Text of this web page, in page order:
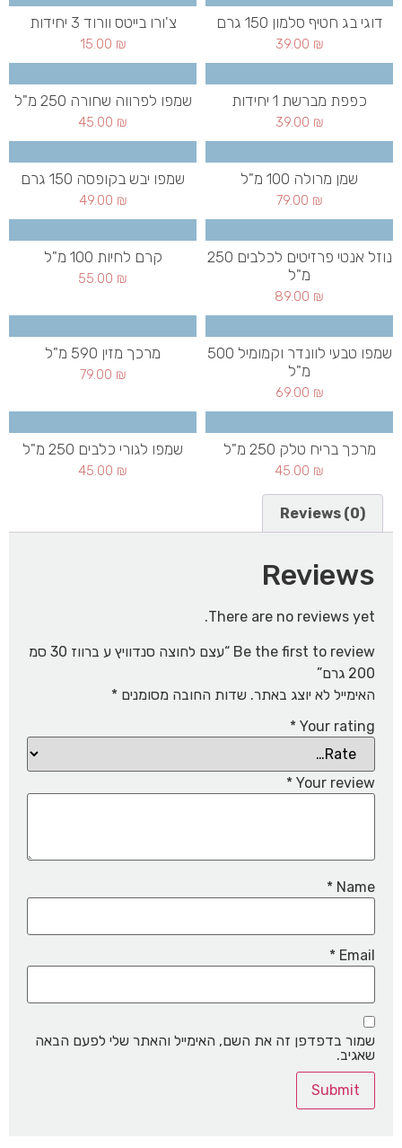
דוגי בג חטיף סלמון 150 גרם
39.00 ₪
צ'ורו בייטס וורוד 3 יחידות
15.00 ₪
כפפת מברשת 1 יחידות
39.00 ₪
שמפו לפרווה שחורה 250 מ"ל
45.00 ₪
שמן מרולה 100 מ"ל
79.00 ₪
שמפו יבש בקופסה 150 גרם
49.00 ₪
נוזל אנטי פרזיטים לכלבים 250
מ"ל
89.00 ₪
קרם לחיות 100 מ"ל
55.00 ₪
שמפו טבעי לוונדר וקמומיל 500
מ"ל
69.00 ₪
מרכך מזין 590 מ"ל
79.00 ₪
מרכך בריח טלק 250 מ"ל
45.00 ₪
שמפו לגורי כלבים 250 מ"ל
45.00 ₪
Reviews (0)
Reviews
There are no reviews yet.
Be the first to review “עצם לחוצה סנדוויץ ע ברווז 30 סמ
200 גרם”
האימייל לא יוצג באתר. שדות החובה מסומנים *
Your rating
*
Your review
*
Name
*
Email
*
שמור בדפדפן זה את השם, האימייל והאתר שלי לפעם הבאה
שאגיב.